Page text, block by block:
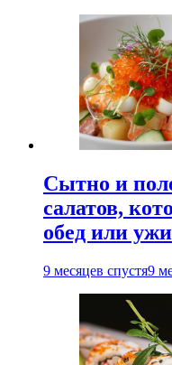
Сытно и
салатов,
обед или
9 месяцев спустя9